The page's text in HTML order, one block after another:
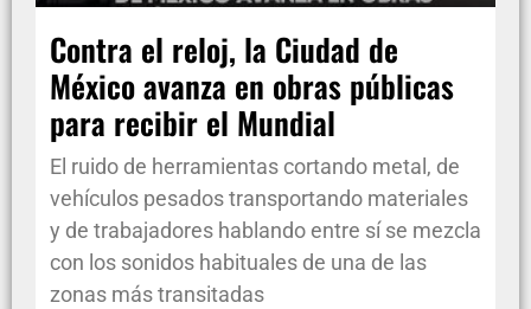
Contra el reloj, la Ciudad de
México avanza en obras públicas
para recibir el Mundial
El ruido de herramientas cortando metal, de
vehículos pesados transportando materiales
y de trabajadores hablando entre sí se mezcla
con los sonidos habituales de una de las
zonas más transitadas